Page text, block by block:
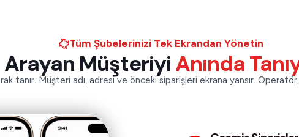
Tüm Şubelerinizi Tek Ekrandan Yönetin
Arayan MüşteriyiAnında
tanır. Müşteri adı, adresi ve önceki siparişleri ekrana yansır.